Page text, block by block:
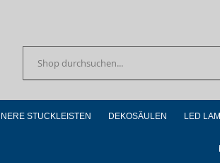
Suchen
STUCKLEISTEN DEKOSÄULEN LED